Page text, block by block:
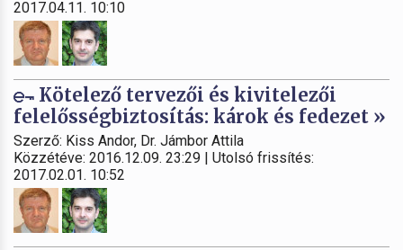
2017.04.11. 10:10
Kötelező tervezői és kivitelezői
felelősségbiztosítás: károk és fedezet »
Szerző: Kiss Andor, Dr. Jámbor Attila
Közzétéve: 2016.12.09. 23:29 | Utolsó frissítés:
2017.02.01. 10:52